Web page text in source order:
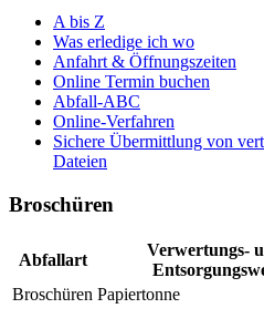
A bis Z
Was erledige ich wo
Anfahrt & Öffnungszeiten
Online Termin buchen
Abfall-ABC
Online-Verfahren
Sichere Übermittlung von
Dateien
Broschüren
Abfallart
Verwertungs-
Broschüren Papiertonne